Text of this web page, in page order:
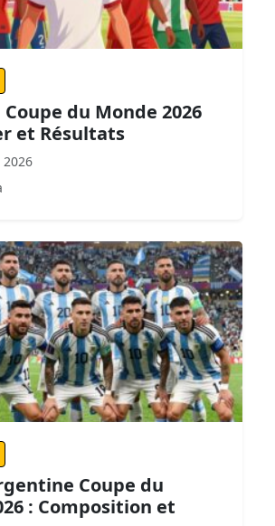
Coupe du Monde 2026
et Résultats
Coupe du
: Composition et